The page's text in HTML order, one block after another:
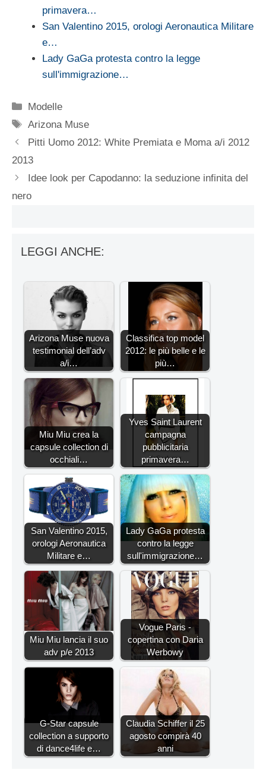
primavera…
San Valentino 2015, orologi Aeronautica Militare
e…
Lady GaGa protesta contro la legge
sull'immigrazione…
Categorie
Modelle
Tag
Arizona Muse
Pitti Uomo 2012: White Premiata e Moma a/i 2012
2013
Idee look per Capodanno: la seduzione infinita del
nero
LEGGI ANCHE:
Arizona Muse nuova
testimonial dell’adv
a/i…
Classifica top model
2012: le più belle e le
più…
Miu Miu crea la
capsule collection di
occhiali…
Yves Saint Laurent
campagna
pubblicitaria
primavera…
San Valentino 2015,
orologi Aeronautica
Militare e…
Lady GaGa protesta
contro la legge
sull'immigrazione…
Miu Miu lancia il suo
adv p/e 2013
Vogue Paris -
copertina con Daria
Werbowy
G-Star capsule
collection a supporto
di dance4life e…
Claudia Schiffer il 25
agosto compirà 40
anni